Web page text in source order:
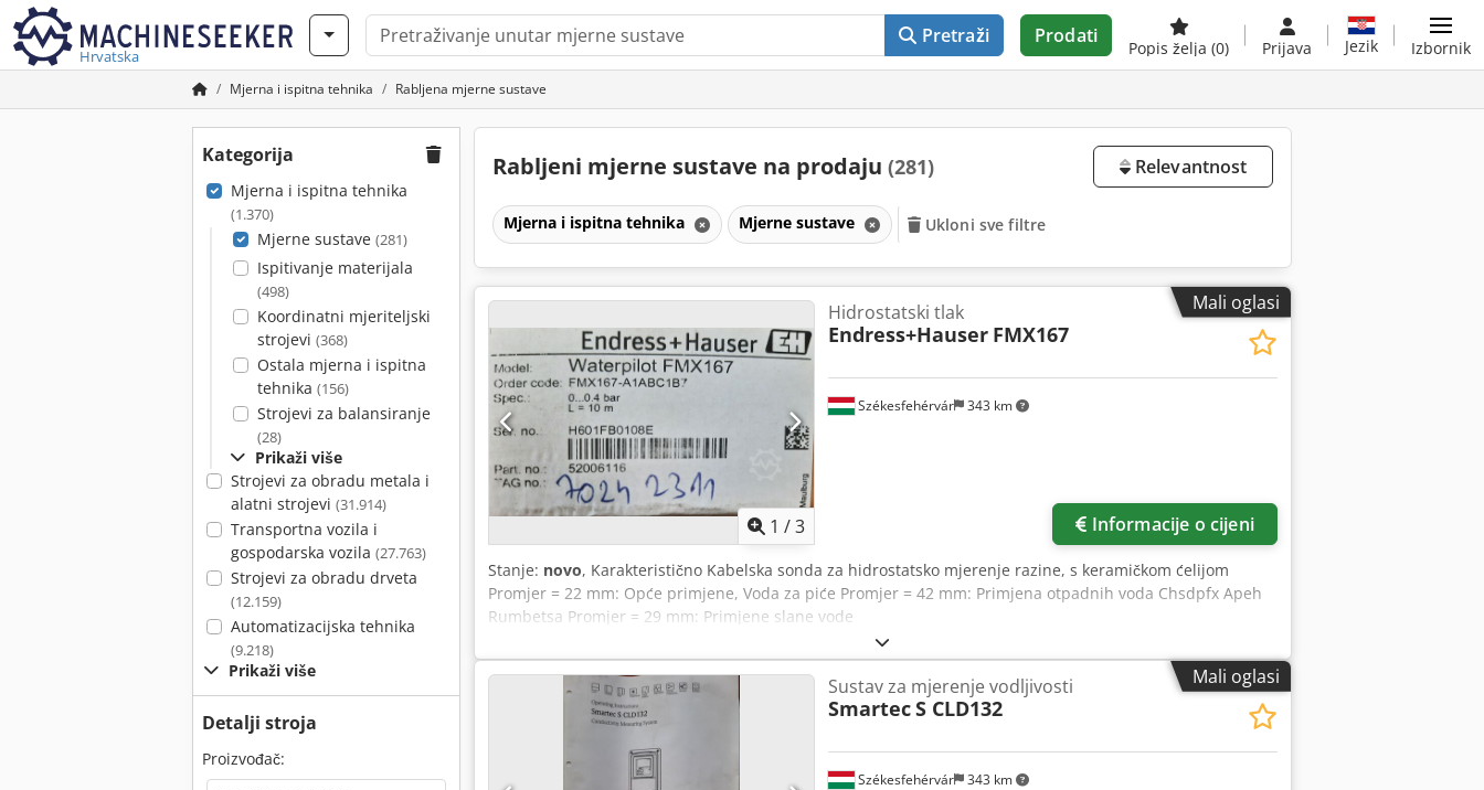
Hrvatska
Pretraži Prodati
Popis želja (0) Prijava Jezik Izbornik
Mjerna i ispitna tehnika Rabljena mjerne sustave
Kategorija
Mjerna i ispitna tehnika
(1.370)
Mjerne sustave (281)
Ispitivanje materijala
(498)
Koordinatni mjeriteljski
strojevi (368)
Ostala mjerna i ispitna
tehnika (156)
Strojevi za balansiranje
(28)
Prikaži više
Strojevi za obradu metala i
alatni strojevi (31.914)
Transportna vozila i
gospodarska vozila (27.763)
Strojevi za obradu drveta
(12.159)
Automatizacijska tehnika
(9.218)
Prikaži više
Detalji stroja
Proizvođač:
Rabljeni mjerne sustave na prodaju (281) Relevantnost
Mjerna i ispitna tehnika Mjerne sustave Ukloni sve filtre
Mali oglasi
1 /3
Székesfehérvár 343 km
Hidrostatski tlak
Endress+Hauser FMX167
Informacije o cijeni
Stanje: novo, Karakteristično Kabelska sonda za hidrostatsko mjerenje razine, s keramičkom ćelijom
Promjer = 22 mm: Opće primjene, Voda za piće Promjer = 42 mm: Primjena otpadnih voda Chsdpfx Apeh
Rumbetsa Promjer = 29 mm: Primjene slane vode
Mali oglasi
Székesfehérvár 343 km
Sustav za mjerenje vodljivosti
SmartecS CLD132